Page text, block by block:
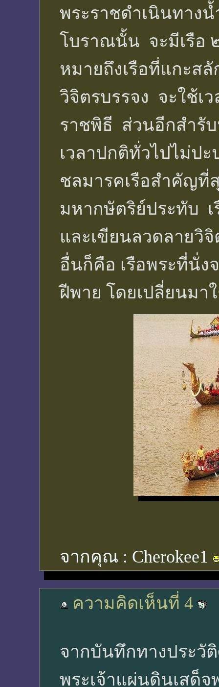
พระราชดำเนินทาง
โบราณนั้น จะมีเรือ
หมายถึงเรือที่แกะส
วิจิตรบรรจง จะใช้เ
ราชพิธี ส่วนอีกสำรับ
เวลาปกติทั่วไปไม่ป
ชลมารคเรือสำคัญที่
มหากษัตริย์ประทับ
และเขียนลวดลายวิ
อื่นก็คือ เรือพระที่นั่ง
ฝีพาย โดยเปลี่ยนมา
จากคุณ : Cherokee1
ความคิดเห็นที่ 4
จากบันทึกทางประวั
พระเจ้าแผ่นดินเสด็